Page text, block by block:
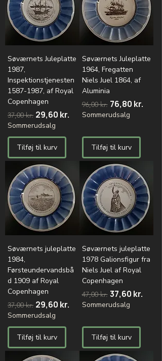
Søværnets Juleplatte
1987,
Inspektionstjenesten
1587-1987, af Royal
Copenhagen
Regulær pris
37,00 kr. Salgspris
29,60 kr.
Sommerudsalg
Tilføj til kurv
Søværnets Juleplatte
1964, Fregatten
Niels Juel 1864, af
Aluminia
Regulær pris
96,00 kr. Salgspris
76,80 kr.
Sommerudsalg
Tilføj til kurv
Søværnets juleplatte
1984,
Førsteundervandsbå
d 1909 af Royal
Copenhagen
Regulær pris
37,00 kr. Salgspris
29,60 kr.
Sommerudsalg
Tilføj til kurv
Søværnets juleplatte
1978 Galionsfigur fra
Niels Juel af Royal
Copenhagen
Regulær pris
47,00 kr. Salgspris
37,60 kr.
Sommerudsalg
Tilføj til kurv